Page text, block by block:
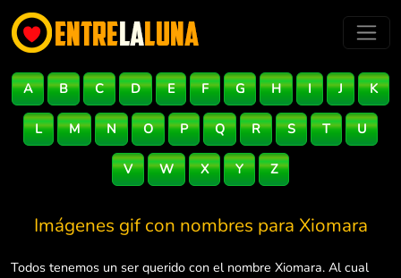
A B C D E F G H I J K
L M N O P Q R S T U
V W X Y Z
Imágenes gif con nombres para Xiomara
Todos tenemos un ser querido con el nombre Xiomara. Al cual